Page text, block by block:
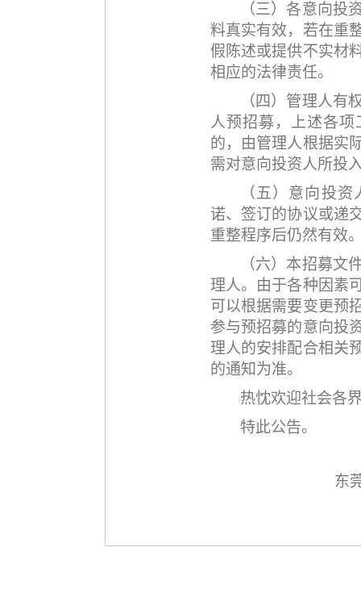
（三）各意向投
料真实有效，若在重
假陈述或提供不实材
相应的法律责任。
（四）管理人有
人预招募，上述各
的，由管理人根据实
需对意向投资人所投
（五）意向投
诺、签订的协议或递
重整程序后仍然有效
（六）本招募文
理人。由于各种因素
可以根据需要变更预
参与预招募的意向投
理人的安排配合相关
的通知为准。
热忱欢迎社会各
特此公告。
东